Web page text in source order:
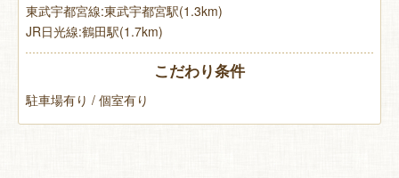
東武宇都宮線:東武宇都宮駅(1.3km)
JR日光線:鶴田駅(1.7km)
こだわり条件
駐車場有り / 個室有り